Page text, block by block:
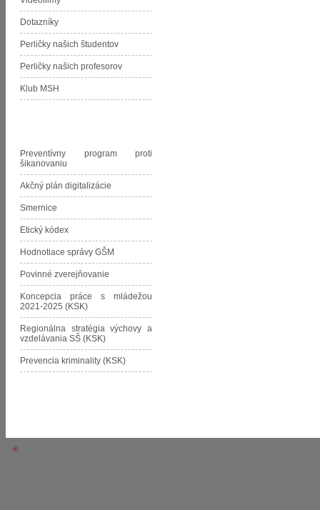
Dotazníky
Perličky našich študentov
Perličky našich profesorov
Klub MSH
Preventívny program proti
šikanovaniu
Akčný plán digitalizácie
Smernice
Etický kódex
Hodnotiace správy GŠM
Povinné zverejňovanie
Koncepcia práce s mládežou
2021-2025 (KSK)
Regionálna stratégia výchovy a
vzdelávania SŠ (KSK)
Prevencia kriminality (KSK)
©